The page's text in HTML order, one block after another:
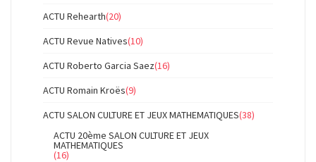
ACTU Rehearth(20)
ACTU Revue Natives(10)
ACTU Roberto Garcia Saez(16)
ACTU Romain Kroës(9)
ACTU SALON CULTURE ET JEUX MATHEMATIQUES(38)
ACTU 20ème SALON CULTURE ET JEUX
MATHEMATIQUES
(16)